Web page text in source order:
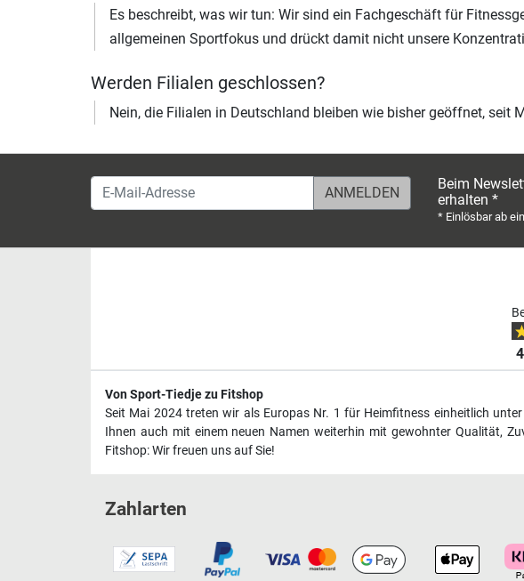
Es beschreibt, was wir tun: Wir sind ein Fachgeschäft für
allgemeinen Sportfokus und drückt damit nicht unsere
Werden Filialen geschlossen?
Nein, die Filialen in Deutschland bleiben wie bisher geöffnet, seit
E-Mail-Adresse
Beim
erhalten *
* Einlösbar ab
Von Sport-Tiedje zu Fitshop
Seit Mai 2024 treten wir als Europas Nr. 1 für Heimfitness einheitlich
Ihnen auch mit einem neuen Namen weiterhin mit gewohnter Qualität,
Fitshop: Wir freuen uns auf Sie!
Zahlarten